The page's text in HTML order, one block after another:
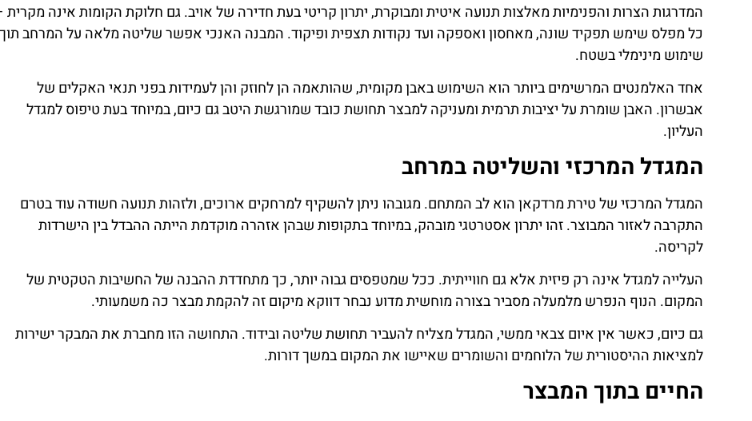
המדרגות הצרות והפנימיות מאלצות תנועה איטית ומבוקרת, יתרון קריטי בעת חדירה של אויב. גם חלוקת הקומות אינה מקרית
כל מפלס שימש תפקיד שונה, מאחסון ואספקה ועד נקודות תצפית ופיקוד. המבנה האנכי אפשר שליטה מלאה על המרחב תוך
שימוש מינימלי בשטח.
אחד האלמנטים המרשימים ביותר הוא השימוש באבן מקומית, שהותאמה הן לחוזק והן לעמידות בפני תנאי האקלים של
אבשרון. האבן שומרת על יציבות תרמית ומעניקה למבצר תחושת כובד שמורגשת היטב גם כיום, במיוחד בעת טיפוס למגדל
העליון.
המגדל המרכזי והשליטה במרחב
המגדל המרכזי של טירת מרדקאן הוא לב המתחם. מגובהו ניתן להשקיף למרחקים ארוכים, ולזהות תנועה חשודה עוד בטרם
התקרבה לאזור המבוצר. זהו יתרון אסטרטגי מובהק, במיוחד בתקופות שבהן אזהרה מוקדמת הייתה ההבדל בין הישרדות
לקריסה.
העלייה למגדל אינה רק פיזית אלא גם חווייתית. ככל שמטפסים גבוה יותר, כך מתחדדת ההבנה של החשיבות הטקטית של
המקום. הנוף הנפרש מלמעלה מסביר בצורה מוחשית מדוע נבחר דווקא מיקום זה להקמת מבצר כה משמעותי.
גם כיום, כאשר אין איום צבאי ממשי, המגדל מצליח להעביר תחושת שליטה ובידוד. התחושה הזו מחברת את המבקר ישירות
למציאות ההיסטורית של הלוחמים והשומרים שאיישו את המקום במשך דורות.
החיים בתוך המבצר